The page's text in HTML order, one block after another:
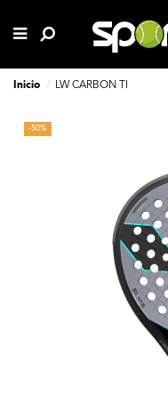
Inicio LW CARBON TI
-50%